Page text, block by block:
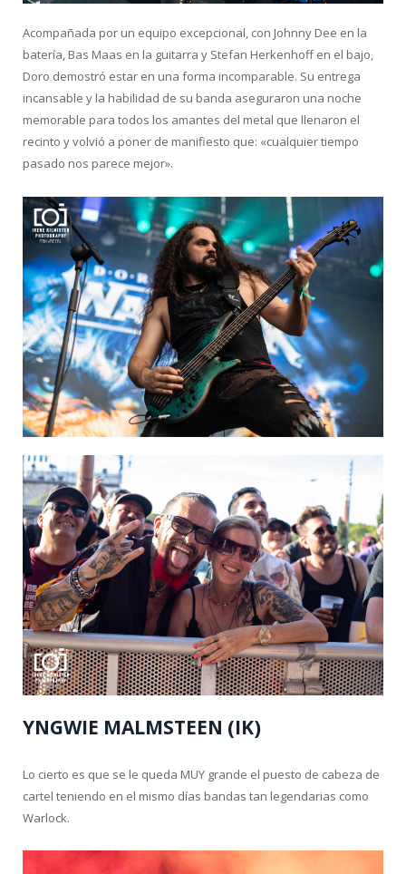
Acompañada por un equipo excepcional, con Johnny Dee en la
batería, Bas Maas en la guitarra y Stefan Herkenhoff en el bajo,
Doro demostró estar en una forma incomparable. Su entrega
incansable y la habilidad de su banda aseguraron una noche
memorable para todos los amantes del metal que llenaron el
recinto y volvió a poner de manifiesto que: «cualquier tiempo
pasado nos parece mejor».
YNGWIE MALMSTEEN (IK)
Lo cierto es que se le queda MUY grande el puesto de cabeza de
cartel teniendo en el mismo días bandas tan legendarias como
Warlock.